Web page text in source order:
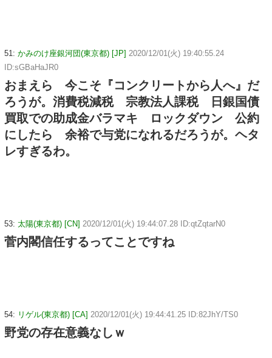
51: かみのけ座銀河団(東京都) [JP] 2020/12/01(火) 19:40:55.24
ID:sGBaHaJR0
おまえら 今こそ『コンクリートから人へ』だ
ろうが。消費税減税 宗教法人課税 日銀国債
買取での助成金バラマキ ロックダウン 公約
にしたら 余裕で与党になれるだろうが。ヘタ
レすぎるわ。
53: 太陽(東京都) [CN] 2020/12/01(火) 19:44:07.28 ID:qtZqtarN0
菅内閣信任するってことですね
54: リゲル(東京都) [CA] 2020/12/01(火) 19:44:41.25 ID:82JhY/TS0
野党の存在意義なしｗ